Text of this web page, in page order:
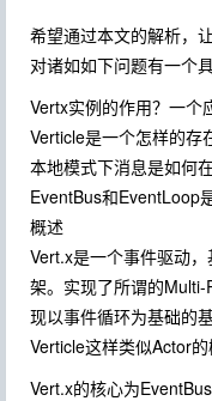
希望通过本文的解析，
对诸如如下问题有一个
Vertx实例的作用？一个
Verticle是一个怎样的存
本地模式下消息是如何
EventBus和EventLoop
概述
Vert.x是一个事件驱动
架。实现了所谓的
现以事件循环为基础的
Verticle这样类似Actor的
Vert.x的核心为